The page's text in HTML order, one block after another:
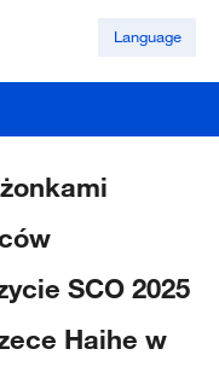
Language
SCO 2025
Haihe w